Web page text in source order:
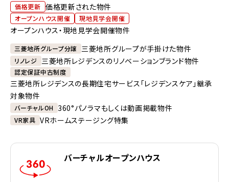
価格更新 価格更新された物件
オープンハウス開催 現地見学会開催
オープンハウス・現地見学会開催物件
三菱地所グループ分譲 三菱地所グループが手掛けた物件
リノレジ 三菱地所レジデンスのリノベーションブランド物件
認定保証中古制度
三菱地所レジデンスの長期住宅サービス「レジデンスケア」継承
対象物件
バーチャルOH 360°パノラマもしくは動画掲載物件
VR家具 VRホームステージング特集
バーチャルオープンハウス